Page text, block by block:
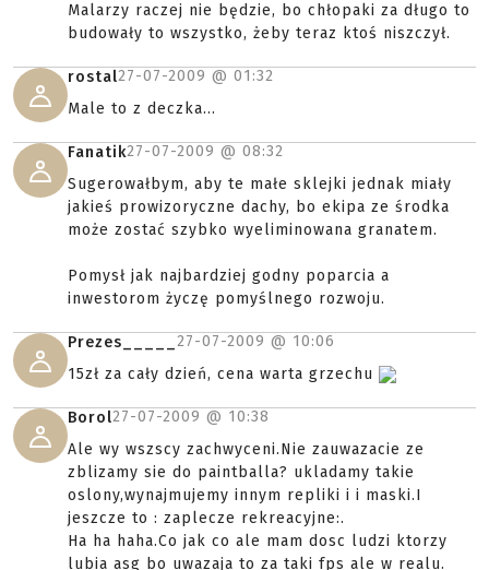
Malarzy raczej nie będzie, bo chłopaki za długo to
budowały to wszystko, żeby teraz ktoś niszczył.
rostal27-07-2009 @ 01:32
Male to z deczka...
Fanatik27-07-2009 @ 08:32
Sugerowałbym, aby te małe sklejki jednak miały
jakieś prowizoryczne dachy, bo ekipa ze środka
może zostać szybko wyeliminowana granatem.
Pomysł jak najbardziej godny poparcia a
inwestorom życzę pomyślnego rozwoju.
Prezes_____ 27-07-2009 @ 10:06
15zł za cały dzień, cena warta grzechu
Borol27-07-2009 @ 10:38
Ale wy wszscy zachwyceni.Nie zauwazacie ze
zblizamy sie do paintballa? ukladamy takie
oslony,wynajmujemy innym repliki i i maski.I
jeszcze to : zaplecze rekreacyjne:.
Ha ha haha.Co jak co ale mam dosc ludzi ktorzy
lubia asg bo uwazaja to za taki fps ale w realu.